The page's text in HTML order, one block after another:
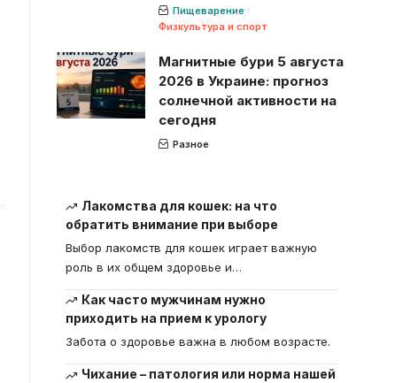
Пищеварение
Физкультура и спорт
Магнитные бури 5 августа
2026 в Украине: прогноз
солнечной активности на
сегодня
Разное
Лакомства для кошек: на что
обратить внимание при выборе
Выбор лакомств для кошек играет важную
роль в их общем здоровье и…
Как часто мужчинам нужно
приходить на прием к урологу
Забота о здоровье важна в любом возрасте.
Чихание – патология или норма нашей